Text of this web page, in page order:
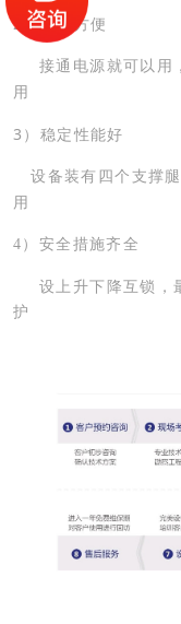
2 ）使用方便
接通电源就可以用
用
3 ）稳定性能好
设备装有四个支撑
用
4 ）安全措施齐全
设上升下降互锁，
护